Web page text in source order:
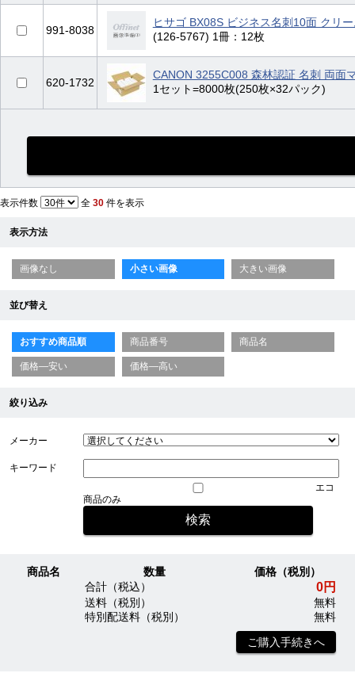
991-8038
ヒサゴ BX08S ビジネス名刺10面 クリ
(126-5767) 1冊：12枚
620-1732
CANON 3255C008 森林認証 名刺 両面
1セット=8000枚(250枚×32パック)
表示件数 全 30 件を表示
表示方法
画像なし 小さい画像 大きい画像
並び替え
おすすめ商品順 商品番号 商品名
価格—安い 価格—高い
絞り込み
メーカー
キーワード
エコ
商品のみ
商品名 数量
価格（税別）
合計（税込）
0円
送料（税別）
無料
特別配送料（税別）
無料
ご購入手続きへ